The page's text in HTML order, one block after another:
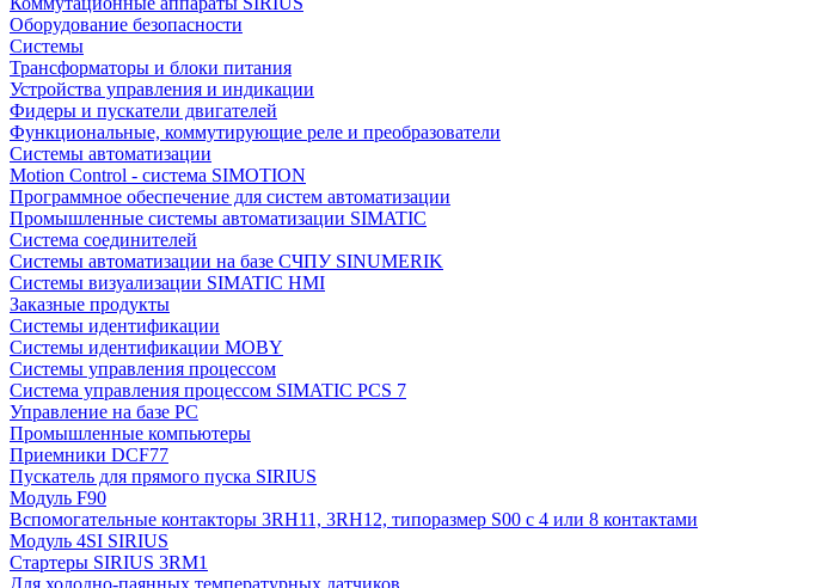
Оборудование безопасности
Системы
Трансформаторы и блоки питания
Устройства управления и индикации
Фидеры и пускатели двигателей
Функциональные, коммутирующие реле и преобразователи
Системы автоматизации
Motion Control - система SIMOTION
Программное обеспечение для систем автоматизации
Промышленные системы автоматизации SIMATIC
Система соединителей
Системы автоматизации на базе СЧПУ SINUMERIK
Системы визуализации SIMATIC HMI
Заказные продукты
Системы идентификации
Системы идентификации MOBY
Системы управления процессом
Система управления процессом SIMATIC PCS 7
Управление на базе РС
Промышленные компьютеры
Приемники DCF77
Пускатель для прямого пуска SIRIUS
Модуль F90
Вспомогательные контакторы 3RH11, 3RH12, типоразмер S00 с 4 или 8 контактами
Модуль 4SI SIRIUS
Стартеры SIRIUS 3RM1
Для холодно-паянных температурных датчиков